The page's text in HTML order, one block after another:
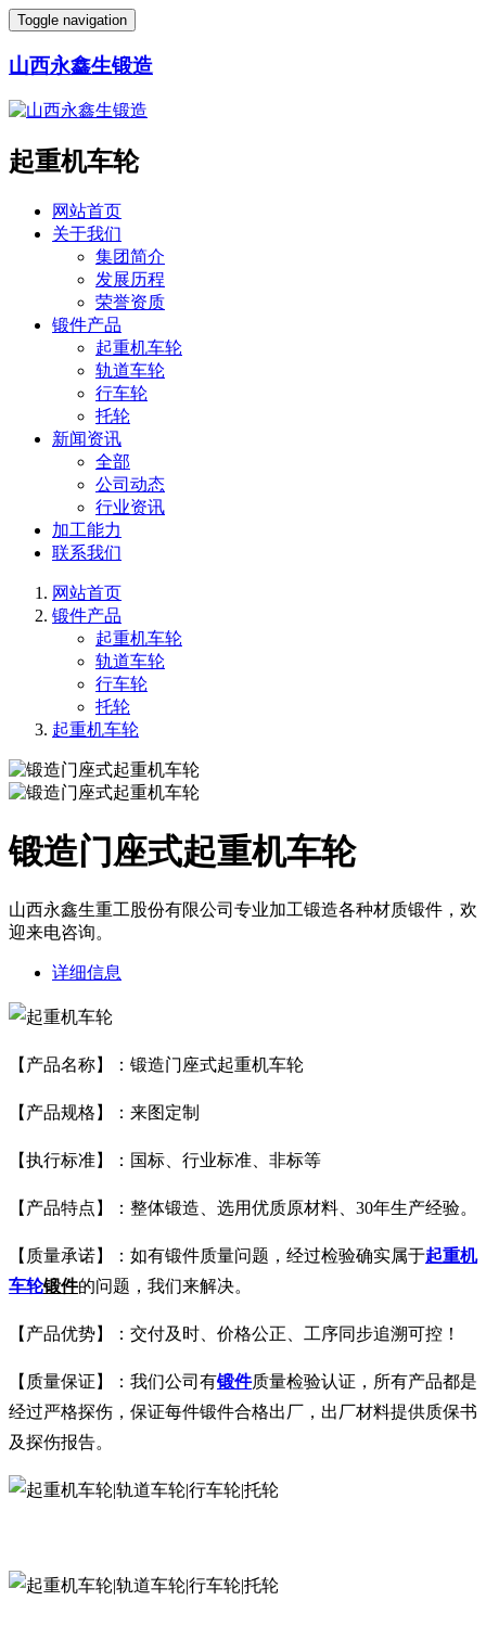
Toggle navigation
山西永鑫生锻造
起重机车轮
网站首页
关于我们
集团简介
发展历程
荣誉资质
锻件产品
起重机车轮
轨道车轮
行车轮
托轮
新闻资讯
全部
公司动态
行业资讯
加工能力
联系我们
网站首页
锻件产品
起重机车轮
轨道车轮
行车轮
托轮
起重机车轮
锻造门座式起重机车轮
山西永鑫生重工股份有限公司专业加工锻造各种材质锻件，欢
迎来电咨询。
详细信息
【产品名称】：锻造门座式起重机车轮
【产品规格】：来图定制
【执行标准】：国标、行业标准、非标等
【产品特点】：整体锻造、选用优质原材料、30年生产经验。
【质量承诺】：如有锻件质量问题，经过检验确实属于起重机
车轮锻件的问题，我们来解决。
【产品优势】：交付及时、价格公正、工序同步追溯可控！
【质量保证】：我们公司有锻件质量检验认证，所有产品都是
经过严格探伤，保证每件锻件合格出厂，出厂材料提供质保书
及探伤报告。